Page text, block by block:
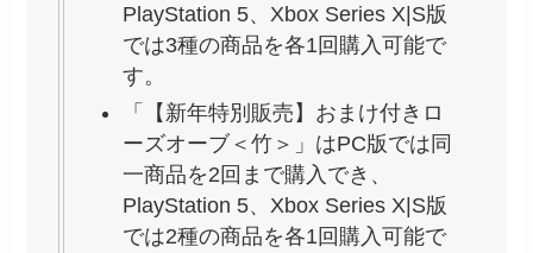
PlayStation 5、Xbox Series X|S版
では3種の商品を各1回購入可能で
す。
「【新年特別販売】おまけ付きロ
ーズオーブ＜竹＞」はPC版では同
一商品を2回まで購入でき、
PlayStation 5、Xbox Series X|S版
では2種の商品を各1回購入可能で